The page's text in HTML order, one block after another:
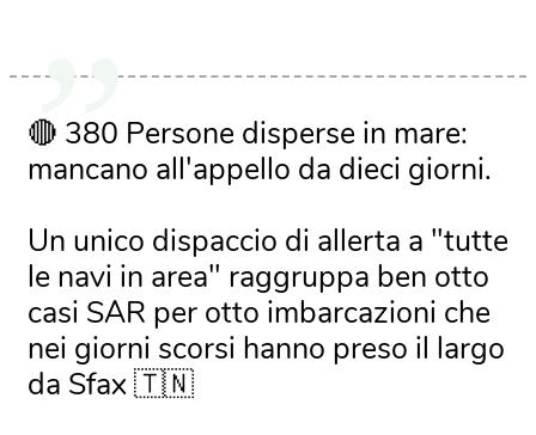
🔴 380 Persone disperse in mare:
mancano all'appello da dieci giorni.
Un unico dispaccio di allerta a "tutte
le navi in area" raggruppa ben otto
casi SAR per otto imbarcazioni che
nei giorni scorsi hanno preso il largo
da Sfax 🇹🇳